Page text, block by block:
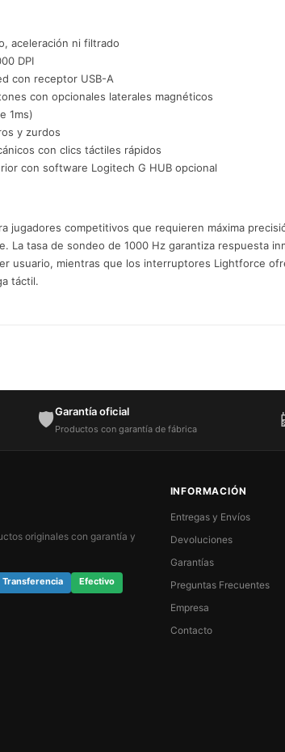
aceleración ni filtrado
DPI
con receptor USB-A
con opcionales laterales magnéticos
1ms)
y zurdos
con clics táctiles rápidos
con software Logitech G HUB opcional
jugadores competitivos que requieren máxima
La tasa de sondeo de 1000 Hz garantiza respuesta
usuario, mientras que los interruptores Lightforce
táctil.
🛡️Garantía oficial
Productos con garantía de fábrica
originales con garantía y
Transferencia Efectivo
INFORMACIÓN
Entregas y Envíos
Devoluciones
Garantías
Preguntas Frecuentes
Empresa
Contacto